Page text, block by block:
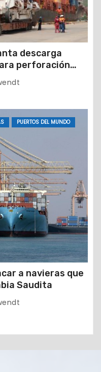
descarga
perforación
PUERTOS DEL MUNDO
a navieras que
Saudita